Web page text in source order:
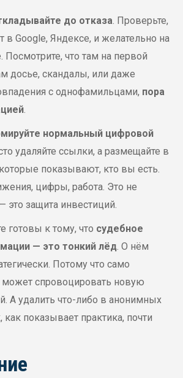
до отказа. Проверьте,
в Google, Яндексе, и желательно на
Посмотрите, что там на первой
досье, скандалы, или даже
с однофамильцами, пора
.
нормальный цифровой
удаляйте ссылки, а размещайте в
показывают, кто вы есть.
цифры, работа. Это не
защита инвестиций.
готовы к тому, что судебное
— это тонкий лёд. О нём
Потому что само
спровоцировать новую
А удалить что-либо в анонимных
как показывает практика, почти